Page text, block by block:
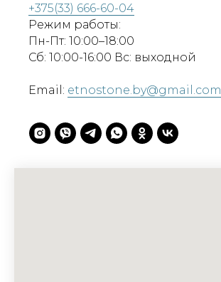
+375(33) 666-60-04
Режим работы:
Пн-Пт: 10:00–18:00
Сб: 10:00-16:00 Вс: выходной
Email: etnostone.by@gmail.com